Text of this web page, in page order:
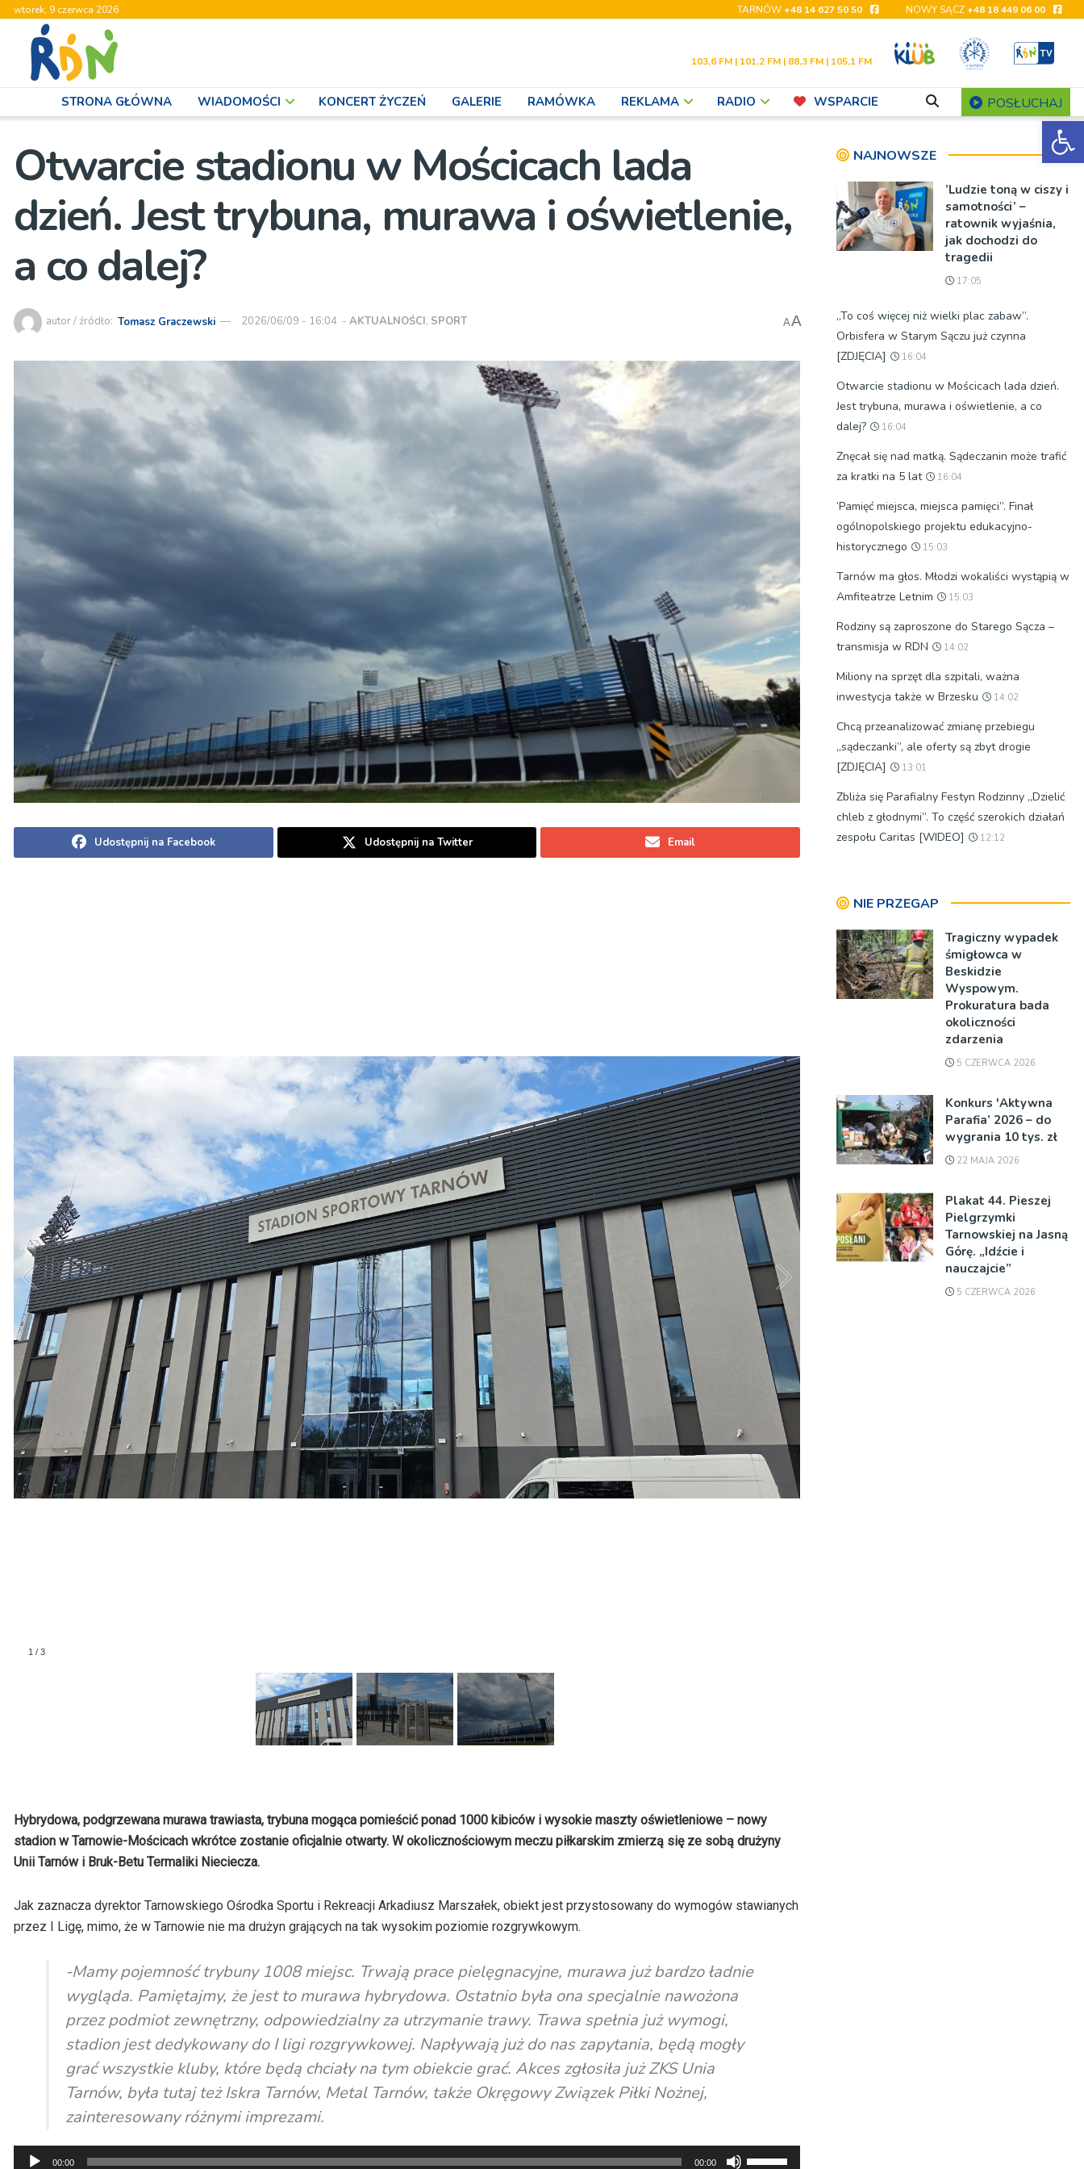
wtorek, 9 czerwca 2026 TARNÓW+48 14 627 50 50 NOWY SĄCZ+48 18 449 06 00
103,6 FM | 101,2 FM | 88,3 FM | 105,1 FM
STRONA GŁÓWNA WIADOMOŚCI KONCERT ŻYCZEŃ GALERIE RAMÓWKA REKLAMA RADIO WSPARCIE POSŁUCHAJ
Otwarcie stadionu w Mościcach lada
dzień. Jest trybuna, murawa i oświetlenie,
a co dalej?
autor / źródło: Tomasz Graczewski 2026/06/09 - 16:04 - AKTUALNOŚCI, SPORT AA
Udostępnij na Facebook Udostępnij na Twitter Email
Hybrydowa, podgrzewana murawa trawiasta, trybuna mogąca pomieścić ponad 1000 kibiców i wysokie maszty oświetleniowe – nowy
stadion w Tarnowie-Mościcach wkrótce zostanie oficjalnie otwarty. W okolicznościowym meczu piłkarskim zmierzą się ze sobą drużyny
Unii Tarnów i Bruk-Betu Termaliki Nieciecza.
Jak zaznacza dyrektor Tarnowskiego Ośrodka Sportu i Rekreacji Arkadiusz Marszałek, obiekt jest przystosowany do wymogów stawianych
przez I Ligę, mimo, że w Tarnowie nie ma drużyn grających na tak wysokim poziomie rozgrywkowym.
-Mamy pojemność trybuny 1008 miejsc. Trwają prace pielęgnacyjne, murawa już bardzo ładnie
wygląda. Pamiętajmy, że jest to murawa hybrydowa. Ostatnio była ona specjalnie nawożona
przez podmiot zewnętrzny, odpowiedzialny za utrzymanie trawy. Trawa spełnia już wymogi,
stadion jest dedykowany do I ligi rozgrywkowej. Napływają już do nas zapytania, będą mogły
grać wszystkie kluby, które będą chciały na tym obiekcie grać. Akces zgłosiła już ZKS Unia
Tarnów, była tutaj też Iskra Tarnów, Metal Tarnów, także Okręgowy Związek Piłki Nożnej,
zainteresowany różnymi imprezami.
Odtwarzacz
00:00 00:00
NAJNOWSZE
’Ludzie toną w ciszy i
samotności’ –
ratownik wyjaśnia,
jak dochodzi do
tragedii
17:05
„To coś więcej niż wielki plac zabaw”.
Orbisfera w Starym Sączu już czynna
[ZDJĘCIA]
16:04
Otwarcie stadionu w Mościcach lada dzień.
Jest trybuna, murawa i oświetlenie, a co
dalej?
16:04
Znęcał się nad matką. Sądeczanin może trafić
za kratki na 5 lat
16:04
’Pamięć miejsca, miejsca pamięci”. Finał
ogólnopolskiego projektu edukacyjno-
historycznego
15:03
Tarnów ma głos. Młodzi wokaliści wystąpią w
Amfiteatrze Letnim
15:03
Rodziny są zaproszone do Starego Sącza –
transmisja w RDN
14:02
Miliony na sprzęt dla szpitali, ważna
inwestycja także w Brzesku
14:02
Chcą przeanalizować zmianę przebiegu
„sądeczanki”, ale oferty są zbyt drogie
[ZDJĘCIA]
13:01
Zbliża się Parafialny Festyn Rodzinny „Dzielić
chleb z głodnymi”. To część szerokich działań
zespołu Caritas [WIDEO]
12:12
NIE PRZEGAP
Tragiczny wypadek
śmigłowca w
Beskidzie
Wyspowym.
Prokuratura bada
okoliczności
zdarzenia
5 CZERWCA 2026
Konkurs 'Aktywna
Parafia’ 2026 – do
wygrania 10 tys. zł
22 MAJA 2026
Plakat 44. Pieszej
Pielgrzymki
Tarnowskiej na Jasną
Górę. „Idźcie i
nauczajcie”
5 CZERWCA 2026